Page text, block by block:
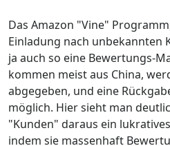
Das Amazon "Vine"
Einladung nach unbekannten
ja auch so eine Bewertungs-
kommen meist aus China,
abgegeben, und eine
möglich. Hier sieht man
"Kunden" daraus ein
indem sie massenhaft